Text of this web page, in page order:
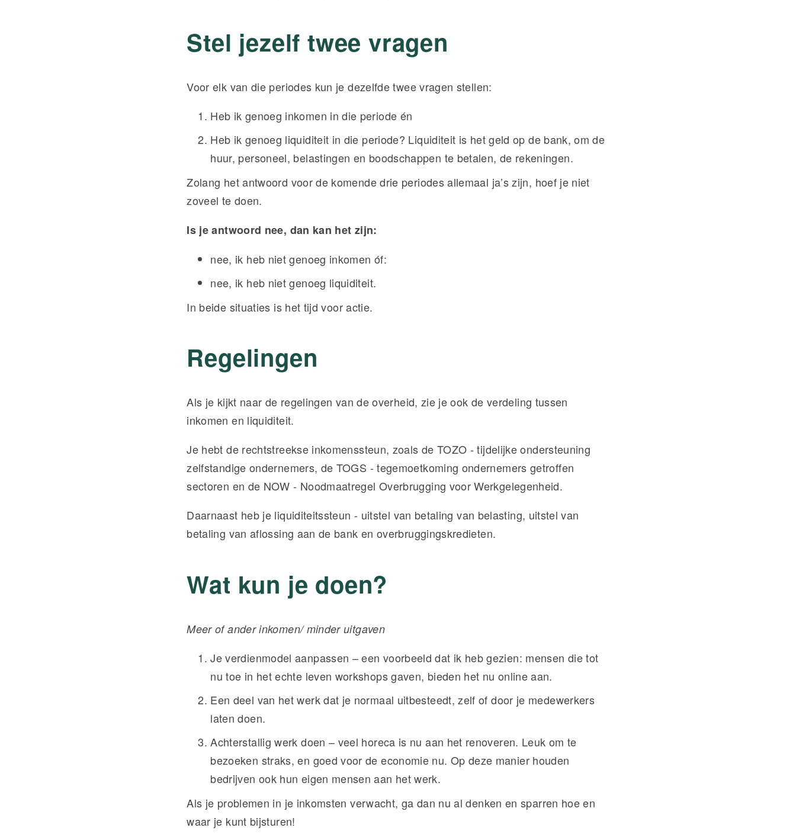
Stel jezelf twee vragen
Voor elk van die periodes kun je dezelfde twee vragen stellen:
Heb ik genoeg inkomen in die periode én
Heb ik genoeg liquiditeit in die periode? Liquiditeit is het geld op de bank, om de
huur, personeel, belastingen en boodschappen te betalen, de rekeningen.
Zolang het antwoord voor de komende drie periodes allemaal ja’s zijn, hoef je niet
zoveel te doen.
Is je antwoord nee, dan kan het zijn:
nee, ik heb niet genoeg inkomen óf:
nee, ik heb niet genoeg liquiditeit.
In beide situaties is het tijd voor actie.
Regelingen
Als je kijkt naar de regelingen van de overheid, zie je ook de verdeling tussen
inkomen en liquiditeit.
Je hebt de rechtstreekse inkomenssteun, zoals de TOZO - tijdelijke ondersteuning
zelfstandige ondernemers, de TOGS - tegemoetkoming ondernemers getroffen
sectoren en de NOW - Noodmaatregel Overbrugging voor Werkgelegenheid.
Daarnaast heb je liquiditeitssteun - uitstel van betaling van belasting, uitstel van
betaling van aflossing aan de bank en overbruggingskredieten.
Wat kun je doen?
Meer of ander inkomen/ minder uitgaven
Je verdienmodel aanpassen – een voorbeeld dat ik heb gezien: mensen die tot
nu toe in het echte leven workshops gaven, bieden het nu online aan.
Een deel van het werk dat je normaal uitbesteedt, zelf of door je medewerkers
laten doen.
Achterstallig werk doen – veel horeca is nu aan het renoveren. Leuk om te
bezoeken straks, en goed voor de economie nu. Op deze manier houden
bedrijven ook hun eigen mensen aan het werk.
Als je problemen in je inkomsten verwacht, ga dan nu al denken en sparren hoe en
waar je kunt bijsturen!